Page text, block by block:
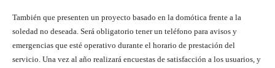
También que presenten un proyecto basado en la domótica frente a la
soledad no deseada. Será obligatorio tener un teléfono para avisos y
emergencias que esté operativo durante el horario de prestación del
servicio. Una vez al año realizará encuestas de satisfacción a los usuarios, y